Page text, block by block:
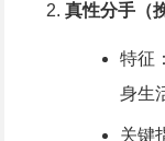
真性分手（
特征
身生
关键